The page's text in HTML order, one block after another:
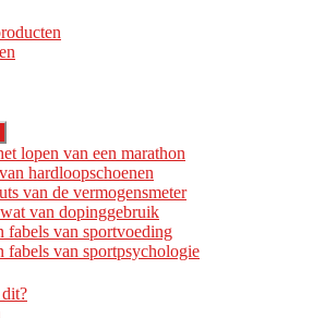
lopen van een marathon
hardloopschoenen
van de vermogensmeter
van dopinggebruik
fabels van sportvoeding
fabels van sportpsychologie